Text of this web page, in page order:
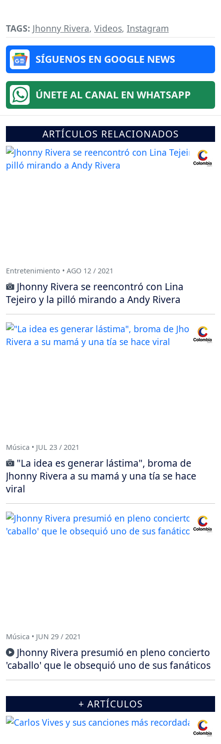
TAGS: Jhonny Rivera, Videos, Instagram
SÍGUENOS EN GOOGLE NEWS
ÚNETE AL CANAL EN WHATSAPP
ARTÍCULOS RELACIONADOS
Entretenimiento • AGO 12 / 2021
Jhonny Rivera se reencontró con Lina
Tejeiro y la pilló mirando a Andy Rivera
Música • JUL 23 / 2021
"La idea es generar lástima", broma de
Jhonny Rivera a su mamá y una tía se hace
viral
Música • JUN 29 / 2021
Jhonny Rivera presumió en pleno concierto
'caballo' que le obsequió uno de sus fanáticos
+ ARTÍCULOS